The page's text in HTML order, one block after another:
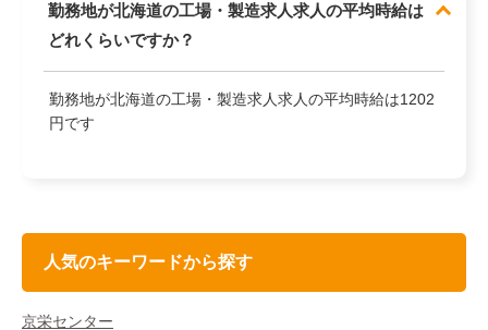
勤務地が北海道の工場・製造求人求人の平均時給は
どれくらいですか？
勤務地が北海道の工場・製造求人求人の平均時給は1202
円です
人気のキーワードから探す
京栄センター